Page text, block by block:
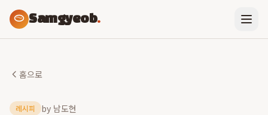
Samgyeob.
홈으로
레시피 by 남도현